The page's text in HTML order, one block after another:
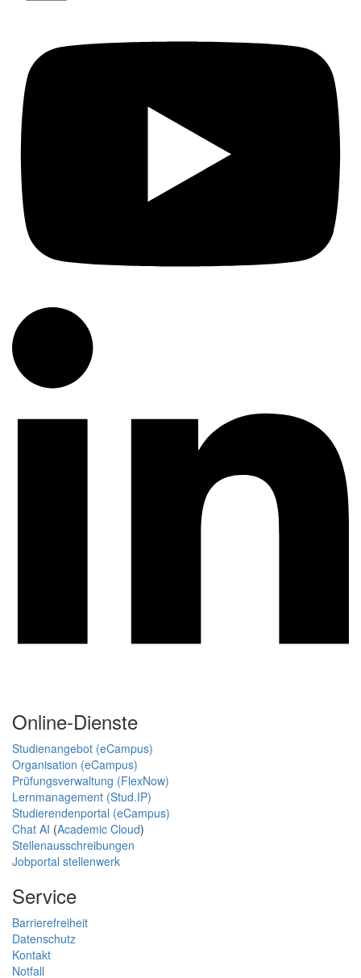
Online-Dienste
Studienangebot (eCampus)
Organisation (eCampus)
Prüfungsverwaltung (FlexNow)
Lernmanagement (Stud.IP)
Studierendenportal (eCampus)
Chat AI (Academic Cloud)
Stellenausschreibungen
Jobportal stellenwerk
Service
Barrierefreiheit
Datenschutz
Kontakt
Notfall